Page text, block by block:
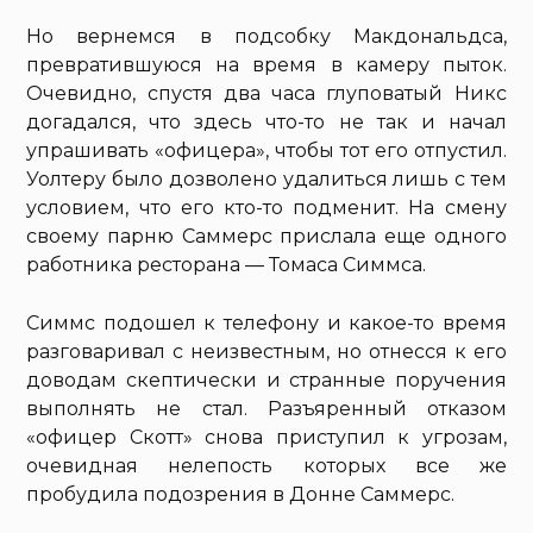
Но вернемся в подсобку Макдональдса,
превратившуюся на время в камеру пыток.
Очевидно, спустя два часа глуповатый Никс
догадался, что здесь что-то не так и начал
упрашивать «офицера», чтобы тот его отпустил.
Уолтеру было дозволено удалиться лишь с тем
условием, что его кто-то подменит. На смену
своему парню Саммерс прислала еще одного
работника ресторана — Томаса Симмса.
Симмс подошел к телефону и какое-то время
разговаривал с неизвестным, но отнесся к его
доводам скептически и странные поручения
выполнять не стал. Разъяренный отказом
«офицер Скотт» снова приступил к угрозам,
очевидная нелепость которых все же
пробудила подозрения в Донне Саммерс.